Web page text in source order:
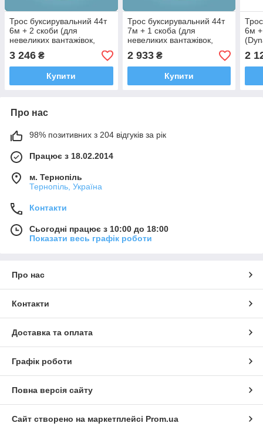
Трос буксирувальний 44т
6м + 2 скоби (для
невеликих вантажівок,
автобусів)
3 246 ₴
Купити
Трос буксирувальний 44т
7м + 1 скоба (для
невеликих вантажівок,
автобусів)
2 933₴
Купити
6м +
2
Про нас
98% позитивних з 204 відгуків за рік
Працює з 18.02.2014
м. Тернопіль
Тернопіль, Україна
Контакти
Сьогодні працює з 10:00 до 18:00
Показати весь графік роботи
Про нас
Контакти
Доставка та оплата
Графік роботи
Повна версія сайту
Сайт створено на маркетплейсі Prom.ua